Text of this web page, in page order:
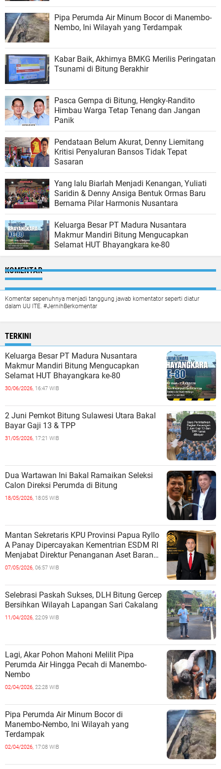
Pipa Perumda Air Minum Bocor di Manembo-
Nembo, Ini Wilayah yang Terdampak
Kabar Baik, Akhirnya BMKG Merilis Peringatan
Tsunami di Bitung Berakhir
Pasca Gempa di Bitung, Hengky-Randito
Himbau Warga Tetap Tenang dan Jangan
Panik
Pendataan Belum Akurat, Denny Liemitang
Kritisi Penyaluran Bansos Tidak Tepat
Sasaran
Yang lalu Biarlah Menjadi Kenangan, Yuliati
Saridin & Denny Ansiga Bentuk Ormas Baru
Bernama Pilar Harmonis Nusantara
Keluarga Besar PT Madura Nusantara
Makmur Mandiri Bitung Mengucapkan
Selamat HUT Bhayangkara ke-80
KOMENTAR
Komentar sepenuhnya menjadi tanggung jawab komentator seperti diatur
dalam UU ITE. #JernihBerkomentar
TERKINI
Keluarga Besar PT Madura Nusantara
Makmur Mandiri Bitung Mengucapkan
Selamat HUT Bhayangkara ke-80
30/06/2026, 16:47 WIB
2 Juni Pemkot Bitung Sulawesi Utara Bakal
Bayar Gaji 13 & TPP
31/05/2026, 17:21 WIB
Dua Wartawan Ini Bakal Ramaikan Seleksi
Calon Direksi Perumda di Bitung
18/05/2026, 18:05 WIB
Mantan Sekretaris KPU Provinsi Papua Ryllo
A Panay Dipercayakan Kementrian ESDM RI
Menjabat Direktur Penanganan Aset Barang
Bukti
07/05/2026, 06:57 WIB
Selebrasi Paskah Sukses, DLH Bitung Gercep
Bersihkan Wilayah Lapangan Sari Cakalang
11/04/2026, 22:09 WIB
Lagi, Akar Pohon Mahoni Melilit Pipa
Perumda Air Hingga Pecah di Manembo-
Nembo
02/04/2026, 22:28 WIB
Pipa Perumda Air Minum Bocor di
Manembo-Nembo, Ini Wilayah yang
Terdampak
02/04/2026, 17:08 WIB